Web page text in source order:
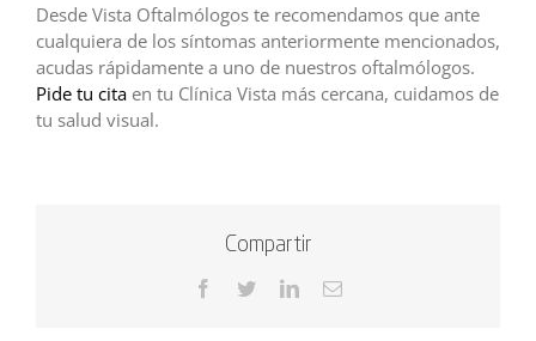
Desde Vista Oftalmólogos te recomendamos que ante
cualquiera de los síntomas anteriormente mencionados,
acudas rápidamente a uno de nuestros oftalmólogos.
Pide tu cita en tu Clínica Vista más cercana, cuidamos de
tu salud visual.
Compartir
Facebook
TwitterLinkedInCorreo